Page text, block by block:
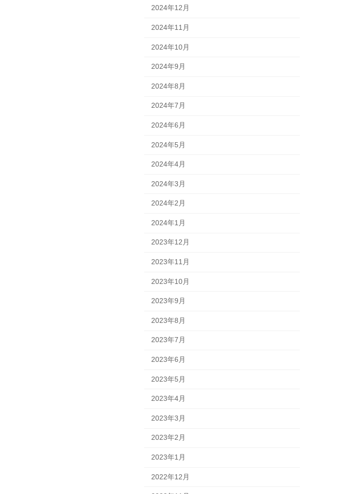
2024年12月
2024年11月
2024年10月
2024年9月
2024年8月
2024年7月
2024年6月
2024年5月
2024年4月
2024年3月
2024年2月
2024年1月
2023年12月
2023年11月
2023年10月
2023年9月
2023年8月
2023年7月
2023年6月
2023年5月
2023年4月
2023年3月
2023年2月
2023年1月
2022年12月